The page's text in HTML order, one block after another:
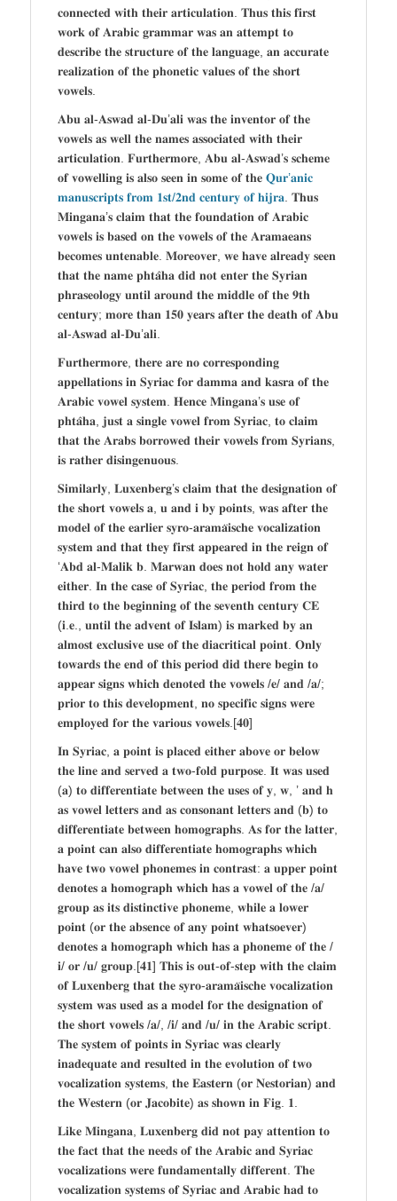
𝐜𝐨𝐧𝐧𝐞𝐜𝐭𝐞𝐝 𝐰𝐢𝐭𝐡 𝐭𝐡𝐞𝐢𝐫 𝐚𝐫𝐭𝐢𝐜𝐮𝐥𝐚𝐭𝐢𝐨𝐧. 𝐓𝐡𝐮𝐬 𝐭𝐡𝐢𝐬 𝐟𝐢𝐫𝐬𝐭
𝐰𝐨𝐫𝐤 𝐨𝐟 𝐀𝐫𝐚𝐛𝐢𝐜 𝐠𝐫𝐚𝐦𝐦𝐚𝐫 𝐰𝐚𝐬 𝐚𝐧 𝐚𝐭𝐭𝐞𝐦𝐩𝐭 𝐭𝐨
𝐝𝐞𝐬𝐜𝐫𝐢𝐛𝐞 𝐭𝐡𝐞 𝐬𝐭𝐫𝐮𝐜𝐭𝐮𝐫𝐞 𝐨𝐟 𝐭𝐡𝐞 𝐥𝐚𝐧𝐠𝐮𝐚𝐠𝐞, 𝐚𝐧 𝐚𝐜𝐜𝐮𝐫𝐚𝐭𝐞
𝐫𝐞𝐚𝐥𝐢𝐳𝐚𝐭𝐢𝐨𝐧 𝐨𝐟 𝐭𝐡𝐞 𝐩𝐡𝐨𝐧𝐞𝐭𝐢𝐜 𝐯𝐚𝐥𝐮𝐞𝐬 𝐨𝐟 𝐭𝐡𝐞 𝐬𝐡𝐨𝐫𝐭
𝐯𝐨𝐰𝐞𝐥𝐬.
𝐀𝐛𝐮 𝐚𝐥-𝐀𝐬𝐰𝐚𝐝 𝐚𝐥-𝐃𝐮’𝐚𝐥𝐢 𝐰𝐚𝐬 𝐭𝐡𝐞 𝐢𝐧𝐯𝐞𝐧𝐭𝐨𝐫 𝐨𝐟 𝐭𝐡𝐞
𝐯𝐨𝐰𝐞𝐥𝐬 𝐚𝐬 𝐰𝐞𝐥𝐥 𝐭𝐡𝐞 𝐧𝐚𝐦𝐞𝐬 𝐚𝐬𝐬𝐨𝐜𝐢𝐚𝐭𝐞𝐝 𝐰𝐢𝐭𝐡 𝐭𝐡𝐞𝐢𝐫
𝐚𝐫𝐭𝐢𝐜𝐮𝐥𝐚𝐭𝐢𝐨𝐧. 𝐅𝐮𝐫𝐭𝐡𝐞𝐫𝐦𝐨𝐫𝐞, 𝐀𝐛𝐮 𝐚𝐥-𝐀𝐬𝐰𝐚𝐝’𝐬 𝐬𝐜𝐡𝐞𝐦𝐞
𝐨𝐟 𝐯𝐨𝐰𝐞𝐥𝐥𝐢𝐧𝐠 𝐢𝐬 𝐚𝐥𝐬𝐨 𝐬𝐞𝐞𝐧 𝐢𝐧 𝐬𝐨𝐦𝐞 𝐨𝐟 𝐭𝐡𝐞 𝐐𝐮𝐫’𝐚𝐧𝐢𝐜
𝐦𝐚𝐧𝐮𝐬𝐜𝐫𝐢𝐩𝐭𝐬 𝐟𝐫𝐨𝐦 𝟏𝐬𝐭/𝟐𝐧𝐝 𝐜𝐞𝐧𝐭𝐮𝐫𝐲 𝐨𝐟 𝐡𝐢𝐣𝐫𝐚 . 𝐓𝐡𝐮𝐬
𝐌𝐢𝐧𝐠𝐚𝐧𝐚’𝐬 𝐜𝐥𝐚𝐢𝐦 𝐭𝐡𝐚𝐭 𝐭𝐡𝐞 𝐟𝐨𝐮𝐧𝐝𝐚𝐭𝐢𝐨𝐧 𝐨𝐟 𝐀𝐫𝐚𝐛𝐢𝐜
𝐯𝐨𝐰𝐞𝐥𝐬 𝐢𝐬 𝐛𝐚𝐬𝐞𝐝 𝐨𝐧 𝐭𝐡𝐞 𝐯𝐨𝐰𝐞𝐥𝐬 𝐨𝐟 𝐭𝐡𝐞 𝐀𝐫𝐚𝐦𝐚𝐞𝐚𝐧𝐬
𝐛𝐞𝐜𝐨𝐦𝐞𝐬 𝐮𝐧𝐭𝐞𝐧𝐚𝐛𝐥𝐞. 𝐌𝐨𝐫𝐞𝐨𝐯𝐞𝐫, 𝐰𝐞 𝐡𝐚𝐯𝐞 𝐚𝐥𝐫𝐞𝐚𝐝𝐲 𝐬𝐞𝐞𝐧
𝐭𝐡𝐚𝐭 𝐭𝐡𝐞 𝐧𝐚𝐦𝐞 𝐩𝐡𝐭𝐚̂𝐡𝐚 𝐝𝐢𝐝 𝐧𝐨𝐭 𝐞𝐧𝐭𝐞𝐫 𝐭𝐡𝐞 𝐒𝐲𝐫𝐢𝐚𝐧
𝐩𝐡𝐫𝐚𝐬𝐞𝐨𝐥𝐨𝐠𝐲 𝐮𝐧𝐭𝐢𝐥 𝐚𝐫𝐨𝐮𝐧𝐝 𝐭𝐡𝐞 𝐦𝐢𝐝𝐝𝐥𝐞 𝐨𝐟 𝐭𝐡𝐞 𝟗𝐭𝐡
𝐜𝐞𝐧𝐭𝐮𝐫𝐲; 𝐦𝐨𝐫𝐞 𝐭𝐡𝐚𝐧 𝟏𝟓𝟎 𝐲𝐞𝐚𝐫𝐬 𝐚𝐟𝐭𝐞𝐫 𝐭𝐡𝐞 𝐝𝐞𝐚𝐭𝐡 𝐨𝐟 𝐀𝐛𝐮
𝐚𝐥-𝐀𝐬𝐰𝐚𝐝 𝐚𝐥-𝐃𝐮’𝐚𝐥𝐢.
𝐅𝐮𝐫𝐭𝐡𝐞𝐫𝐦𝐨𝐫𝐞, 𝐭𝐡𝐞𝐫𝐞 𝐚𝐫𝐞 𝐧𝐨 𝐜𝐨𝐫𝐫𝐞𝐬𝐩𝐨𝐧𝐝𝐢𝐧𝐠
𝐚𝐩𝐩𝐞𝐥𝐥𝐚𝐭𝐢𝐨𝐧𝐬 𝐢𝐧 𝐒𝐲𝐫𝐢𝐚𝐜 𝐟𝐨𝐫 𝐝𝐚𝐦𝐦𝐚 𝐚𝐧𝐝 𝐤𝐚𝐬𝐫𝐚 𝐨𝐟 𝐭𝐡𝐞
𝐀𝐫𝐚𝐛𝐢𝐜 𝐯𝐨𝐰𝐞𝐥 𝐬𝐲𝐬𝐭𝐞𝐦. 𝐇𝐞𝐧𝐜𝐞 𝐌𝐢𝐧𝐠𝐚𝐧𝐚’𝐬 𝐮𝐬𝐞 𝐨𝐟
𝐩𝐡𝐭𝐚̂𝐡𝐚, 𝐣𝐮𝐬𝐭 𝐚 𝐬𝐢𝐧𝐠𝐥𝐞 𝐯𝐨𝐰𝐞𝐥 𝐟𝐫𝐨𝐦 𝐒𝐲𝐫𝐢𝐚𝐜, 𝐭𝐨 𝐜𝐥𝐚𝐢𝐦
𝐭𝐡𝐚𝐭 𝐭𝐡𝐞 𝐀𝐫𝐚𝐛𝐬 𝐛𝐨𝐫𝐫𝐨𝐰𝐞𝐝 𝐭𝐡𝐞𝐢𝐫 𝐯𝐨𝐰𝐞𝐥𝐬 𝐟𝐫𝐨𝐦 𝐒𝐲𝐫𝐢𝐚𝐧𝐬,
𝐢𝐬 𝐫𝐚𝐭𝐡𝐞𝐫 𝐝𝐢𝐬𝐢𝐧𝐠𝐞𝐧𝐮𝐨𝐮𝐬.
𝐒𝐢𝐦𝐢𝐥𝐚𝐫𝐥𝐲, 𝐋𝐮𝐱𝐞𝐧𝐛𝐞𝐫𝐠’𝐬 𝐜𝐥𝐚𝐢𝐦 𝐭𝐡𝐚𝐭 𝐭𝐡𝐞 𝐝𝐞𝐬𝐢𝐠𝐧𝐚𝐭𝐢𝐨𝐧 𝐨𝐟
𝐭𝐡𝐞 𝐬𝐡𝐨𝐫𝐭 𝐯𝐨𝐰𝐞𝐥𝐬 𝐚, 𝐮 𝐚𝐧𝐝 𝐢 𝐛𝐲 𝐩𝐨𝐢𝐧𝐭𝐬, 𝐰𝐚𝐬 𝐚𝐟𝐭𝐞𝐫 𝐭𝐡𝐞
𝐦𝐨𝐝𝐞𝐥 𝐨𝐟 𝐭𝐡𝐞 𝐞𝐚𝐫𝐥𝐢𝐞𝐫 𝐬𝐲𝐫𝐨-𝐚𝐫𝐚𝐦𝐚̈𝐢𝐬𝐜𝐡𝐞 𝐯𝐨𝐜𝐚𝐥𝐢𝐳𝐚𝐭𝐢𝐨𝐧
𝐬𝐲𝐬𝐭𝐞𝐦 𝐚𝐧𝐝 𝐭𝐡𝐚𝐭 𝐭𝐡𝐞𝐲 𝐟𝐢𝐫𝐬𝐭 𝐚𝐩𝐩𝐞𝐚𝐫𝐞𝐝 𝐢𝐧 𝐭𝐡𝐞 𝐫𝐞𝐢𝐠𝐧 𝐨𝐟
‘𝐀𝐛𝐝 𝐚𝐥-𝐌𝐚𝐥𝐢𝐤 𝐛. 𝐌𝐚𝐫𝐰𝐚𝐧 𝐝𝐨𝐞𝐬 𝐧𝐨𝐭 𝐡𝐨𝐥𝐝 𝐚𝐧𝐲 𝐰𝐚𝐭𝐞𝐫
𝐞𝐢𝐭𝐡𝐞𝐫. 𝐈𝐧 𝐭𝐡𝐞 𝐜𝐚𝐬𝐞 𝐨𝐟 𝐒𝐲𝐫𝐢𝐚𝐜, 𝐭𝐡𝐞 𝐩𝐞𝐫𝐢𝐨𝐝 𝐟𝐫𝐨𝐦 𝐭𝐡𝐞
𝐭𝐡𝐢𝐫𝐝 𝐭𝐨 𝐭𝐡𝐞 𝐛𝐞𝐠𝐢𝐧𝐧𝐢𝐧𝐠 𝐨𝐟 𝐭𝐡𝐞 𝐬𝐞𝐯𝐞𝐧𝐭𝐡 𝐜𝐞𝐧𝐭𝐮𝐫𝐲 𝐂𝐄
(𝐢.𝐞., 𝐮𝐧𝐭𝐢𝐥 𝐭𝐡𝐞 𝐚𝐝𝐯𝐞𝐧𝐭 𝐨𝐟 𝐈𝐬𝐥𝐚𝐦) 𝐢𝐬 𝐦𝐚𝐫𝐤𝐞𝐝 𝐛𝐲 𝐚𝐧
𝐚𝐥𝐦𝐨𝐬𝐭 𝐞𝐱𝐜𝐥𝐮𝐬𝐢𝐯𝐞 𝐮𝐬𝐞 𝐨𝐟 𝐭𝐡𝐞 𝐝𝐢𝐚𝐜𝐫𝐢𝐭𝐢𝐜𝐚𝐥 𝐩𝐨𝐢𝐧𝐭. 𝐎𝐧𝐥𝐲
𝐭𝐨𝐰𝐚𝐫𝐝𝐬 𝐭𝐡𝐞 𝐞𝐧𝐝 𝐨𝐟 𝐭𝐡𝐢𝐬 𝐩𝐞𝐫𝐢𝐨𝐝 𝐝𝐢𝐝 𝐭𝐡𝐞𝐫𝐞 𝐛𝐞𝐠𝐢𝐧 𝐭𝐨
𝐚𝐩𝐩𝐞𝐚𝐫 𝐬𝐢𝐠𝐧𝐬 𝐰𝐡𝐢𝐜𝐡 𝐝𝐞𝐧𝐨𝐭𝐞𝐝 𝐭𝐡𝐞 𝐯𝐨𝐰𝐞𝐥𝐬 /𝐞/ 𝐚𝐧𝐝 /𝐚/;
𝐩𝐫𝐢𝐨𝐫 𝐭𝐨 𝐭𝐡𝐢𝐬 𝐝𝐞𝐯𝐞𝐥𝐨𝐩𝐦𝐞𝐧𝐭, 𝐧𝐨 𝐬𝐩𝐞𝐜𝐢𝐟𝐢𝐜 𝐬𝐢𝐠𝐧𝐬 𝐰𝐞𝐫𝐞
𝐞𝐦𝐩𝐥𝐨𝐲𝐞𝐝 𝐟𝐨𝐫 𝐭𝐡𝐞 𝐯𝐚𝐫𝐢𝐨𝐮𝐬 𝐯𝐨𝐰𝐞𝐥𝐬.[𝟒𝟎]
𝐈𝐧 𝐒𝐲𝐫𝐢𝐚𝐜, 𝐚 𝐩𝐨𝐢𝐧𝐭 𝐢𝐬 𝐩𝐥𝐚𝐜𝐞𝐝 𝐞𝐢𝐭𝐡𝐞𝐫 𝐚𝐛𝐨𝐯𝐞 𝐨𝐫 𝐛𝐞𝐥𝐨𝐰
𝐭𝐡𝐞 𝐥𝐢𝐧𝐞 𝐚𝐧𝐝 𝐬𝐞𝐫𝐯𝐞𝐝 𝐚 𝐭𝐰𝐨-𝐟𝐨𝐥𝐝 𝐩𝐮𝐫𝐩𝐨𝐬𝐞. 𝐈𝐭 𝐰𝐚𝐬 𝐮𝐬𝐞𝐝
(𝐚) 𝐭𝐨 𝐝𝐢𝐟𝐟𝐞𝐫𝐞𝐧𝐭𝐢𝐚𝐭𝐞 𝐛𝐞𝐭𝐰𝐞𝐞𝐧 𝐭𝐡𝐞 𝐮𝐬𝐞𝐬 𝐨𝐟 𝐲, 𝐰, ’ 𝐚𝐧𝐝 𝐡
𝐚𝐬 𝐯𝐨𝐰𝐞𝐥 𝐥𝐞𝐭𝐭𝐞𝐫𝐬 𝐚𝐧𝐝 𝐚𝐬 𝐜𝐨𝐧𝐬𝐨𝐧𝐚𝐧𝐭 𝐥𝐞𝐭𝐭𝐞𝐫𝐬 𝐚𝐧𝐝 (𝐛) 𝐭𝐨
𝐝𝐢𝐟𝐟𝐞𝐫𝐞𝐧𝐭𝐢𝐚𝐭𝐞 𝐛𝐞𝐭𝐰𝐞𝐞𝐧 𝐡𝐨𝐦𝐨𝐠𝐫𝐚𝐩𝐡𝐬. 𝐀𝐬 𝐟𝐨𝐫 𝐭𝐡𝐞 𝐥𝐚𝐭𝐭𝐞𝐫,
𝐚 𝐩𝐨𝐢𝐧𝐭 𝐜𝐚𝐧 𝐚𝐥𝐬𝐨 𝐝𝐢𝐟𝐟𝐞𝐫𝐞𝐧𝐭𝐢𝐚𝐭𝐞 𝐡𝐨𝐦𝐨𝐠𝐫𝐚𝐩𝐡𝐬 𝐰𝐡𝐢𝐜𝐡
𝐡𝐚𝐯𝐞 𝐭𝐰𝐨 𝐯𝐨𝐰𝐞𝐥 𝐩𝐡𝐨𝐧𝐞𝐦𝐞𝐬 𝐢𝐧 𝐜𝐨𝐧𝐭𝐫𝐚𝐬𝐭: 𝐚 𝐮𝐩𝐩𝐞𝐫 𝐩𝐨𝐢𝐧𝐭
𝐝𝐞𝐧𝐨𝐭𝐞𝐬 𝐚 𝐡𝐨𝐦𝐨𝐠𝐫𝐚𝐩𝐡 𝐰𝐡𝐢𝐜𝐡 𝐡𝐚𝐬 𝐚 𝐯𝐨𝐰𝐞𝐥 𝐨𝐟 𝐭𝐡𝐞 /𝐚/
𝐠𝐫𝐨𝐮𝐩 𝐚𝐬 𝐢𝐭𝐬 𝐝𝐢𝐬𝐭𝐢𝐧𝐜𝐭𝐢𝐯𝐞 𝐩𝐡𝐨𝐧𝐞𝐦𝐞, 𝐰𝐡𝐢𝐥𝐞 𝐚 𝐥𝐨𝐰𝐞𝐫
𝐩𝐨𝐢𝐧𝐭 (𝐨𝐫 𝐭𝐡𝐞 𝐚𝐛𝐬𝐞𝐧𝐜𝐞 𝐨𝐟 𝐚𝐧𝐲 𝐩𝐨𝐢𝐧𝐭 𝐰𝐡𝐚𝐭𝐬𝐨𝐞𝐯𝐞𝐫)
𝐝𝐞𝐧𝐨𝐭𝐞𝐬 𝐚 𝐡𝐨𝐦𝐨𝐠𝐫𝐚𝐩𝐡 𝐰𝐡𝐢𝐜𝐡 𝐡𝐚𝐬 𝐚 𝐩𝐡𝐨𝐧𝐞𝐦𝐞 𝐨𝐟 𝐭𝐡𝐞 /
𝐢/ 𝐨𝐫 /𝐮/ 𝐠𝐫𝐨𝐮𝐩.[𝟒𝟏] 𝐓𝐡𝐢𝐬 𝐢𝐬 𝐨𝐮𝐭-𝐨𝐟-𝐬𝐭𝐞𝐩 𝐰𝐢𝐭𝐡 𝐭𝐡𝐞 𝐜𝐥𝐚𝐢𝐦
𝐨𝐟 𝐋𝐮𝐱𝐞𝐧𝐛𝐞𝐫𝐠 𝐭𝐡𝐚𝐭 𝐭𝐡𝐞 𝐬𝐲𝐫𝐨-𝐚𝐫𝐚𝐦𝐚̈𝐢𝐬𝐜𝐡𝐞 𝐯𝐨𝐜𝐚𝐥𝐢𝐳𝐚𝐭𝐢𝐨𝐧
𝐬𝐲𝐬𝐭𝐞𝐦 𝐰𝐚𝐬 𝐮𝐬𝐞𝐝 𝐚𝐬 𝐚 𝐦𝐨𝐝𝐞𝐥 𝐟𝐨𝐫 𝐭𝐡𝐞 𝐝𝐞𝐬𝐢𝐠𝐧𝐚𝐭𝐢𝐨𝐧 𝐨𝐟
𝐭𝐡𝐞 𝐬𝐡𝐨𝐫𝐭 𝐯𝐨𝐰𝐞𝐥𝐬 /𝐚/, /𝐢/ 𝐚𝐧𝐝 /𝐮/ 𝐢𝐧 𝐭𝐡𝐞 𝐀𝐫𝐚𝐛𝐢𝐜 𝐬𝐜𝐫𝐢𝐩𝐭.
𝐓𝐡𝐞 𝐬𝐲𝐬𝐭𝐞𝐦 𝐨𝐟 𝐩𝐨𝐢𝐧𝐭𝐬 𝐢𝐧 𝐒𝐲𝐫𝐢𝐚𝐜 𝐰𝐚𝐬 𝐜𝐥𝐞𝐚𝐫𝐥𝐲
𝐢𝐧𝐚𝐝𝐞𝐪𝐮𝐚𝐭𝐞 𝐚𝐧𝐝 𝐫𝐞𝐬𝐮𝐥𝐭𝐞𝐝 𝐢𝐧 𝐭𝐡𝐞 𝐞𝐯𝐨𝐥𝐮𝐭𝐢𝐨𝐧 𝐨𝐟 𝐭𝐰𝐨
𝐯𝐨𝐜𝐚𝐥𝐢𝐳𝐚𝐭𝐢𝐨𝐧 𝐬𝐲𝐬𝐭𝐞𝐦𝐬, 𝐭𝐡𝐞 𝐄𝐚𝐬𝐭𝐞𝐫𝐧 (𝐨𝐫 𝐍𝐞𝐬𝐭𝐨𝐫𝐢𝐚𝐧) 𝐚𝐧𝐝
𝐭𝐡𝐞 𝐖𝐞𝐬𝐭𝐞𝐫𝐧 (𝐨𝐫 𝐉𝐚𝐜𝐨𝐛𝐢𝐭𝐞) 𝐚𝐬 𝐬𝐡𝐨𝐰𝐧 𝐢𝐧 𝐅𝐢𝐠. 𝟏.
𝐋𝐢𝐤𝐞 𝐌𝐢𝐧𝐠𝐚𝐧𝐚, 𝐋𝐮𝐱𝐞𝐧𝐛𝐞𝐫𝐠 𝐝𝐢𝐝 𝐧𝐨𝐭 𝐩𝐚𝐲 𝐚𝐭𝐭𝐞𝐧𝐭𝐢𝐨𝐧 𝐭𝐨
𝐭𝐡𝐞 𝐟𝐚𝐜𝐭 𝐭𝐡𝐚𝐭 𝐭𝐡𝐞 𝐧𝐞𝐞𝐝𝐬 𝐨𝐟 𝐭𝐡𝐞 𝐀𝐫𝐚𝐛𝐢𝐜 𝐚𝐧𝐝 𝐒𝐲𝐫𝐢𝐚𝐜
𝐯𝐨𝐜𝐚𝐥𝐢𝐳𝐚𝐭𝐢𝐨𝐧𝐬 𝐰𝐞𝐫𝐞 𝐟𝐮𝐧𝐝𝐚𝐦𝐞𝐧𝐭𝐚𝐥𝐥𝐲 𝐝𝐢𝐟𝐟𝐞𝐫𝐞𝐧𝐭. 𝐓𝐡𝐞
𝐯𝐨𝐜𝐚𝐥𝐢𝐳𝐚𝐭𝐢𝐨𝐧 𝐬𝐲𝐬𝐭𝐞𝐦𝐬 𝐨𝐟 𝐒𝐲𝐫𝐢𝐚𝐜 𝐚𝐧𝐝 𝐀𝐫𝐚𝐛𝐢𝐜 𝐡𝐚𝐝 𝐭𝐨